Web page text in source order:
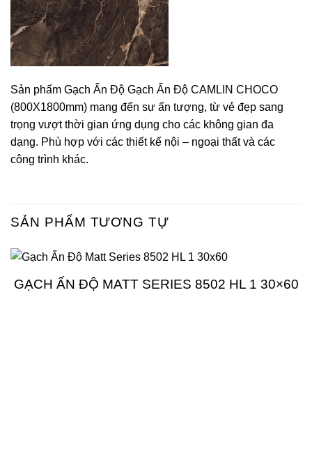
Sản phẩm Gạch Ấn Độ Gạch Ấn Độ CAMLIN CHOCO
(800X1800mm) mang đến sự ấn tượng, từ vẻ đẹp sang
trọng vượt thời gian ứng dụng cho các không gian đa
dạng. Phù hợp với các thiết kế nội – ngoại thất và các
công trình khác.
SẢN PHẨM TƯƠNG TỰ
GẠCH ẤN ĐỘ MATT SERIES 8502 HL 1 30×60